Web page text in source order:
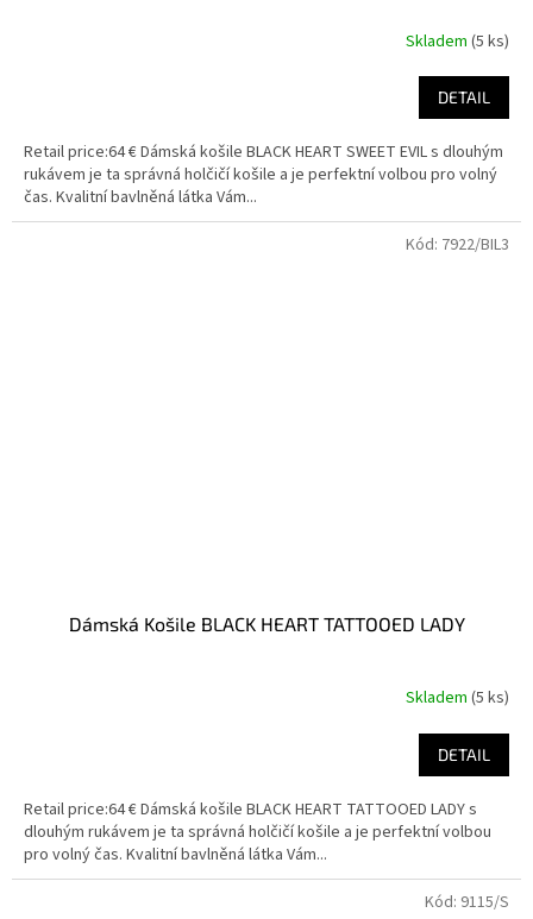
Skladem (5 ks)
DETAIL
Retail price:64 € Dámská košile BLACK HEART SWEET EVIL s dlouhým
rukávem je ta správná holčičí košile a je perfektní volbou pro volný
čas. Kvalitní bavlněná látka Vám...
Dámská Košile BLACK HEART TATTOOED LADY
Skladem (5 ks)
DETAIL
Retail price:64 € Dámská košile BLACK HEART TATTOOED LADY s
dlouhým rukávem je ta správná holčičí košile a je perfektní volbou
pro volný čas. Kvalitní bavlněná látka Vám...
Kód: 7922/BIL3
Kód: 9115/S